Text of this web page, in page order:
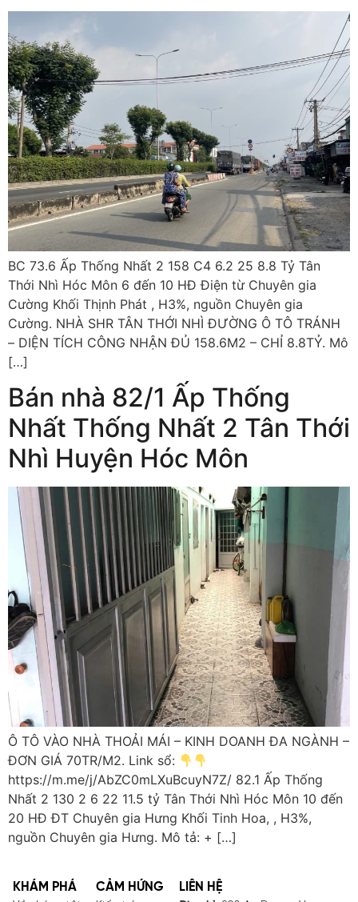
BC 73.6 Ấp Thống Nhất 2 158 C4 6.2 25 8.8 Tỷ Tân
Thới Nhì Hóc Môn 6 đến 10 HĐ Điện từ Chuyên gia
Cường Khối Thịnh Phát , H3%, nguồn Chuyên gia
Cường. NHÀ SHR TÂN THỚI NHÌ ĐƯỜNG Ô TÔ TRÁNH
– DIỆN TÍCH CÔNG NHẬN ĐỦ 158.6M2 – CHỈ 8.8TỶ. Mô
[…]
Bán nhà 82/1 Ấp Thống
Nhất Thống Nhất 2 Tân Thới
Nhì Huyện Hóc Môn
Ô TÔ VÀO NHÀ THOẢI MÁI – KINH DOANH ĐA NGÀNH –
ĐƠN GIÁ 70TR/M2. Link sổ:
https://m.me/j/AbZC0mLXuBcuyN7Z/ 82.1 Ấp Thống
Nhất 2 130 2 6 22 11.5 tỷ Tân Thới Nhì Hóc Môn 10 đến
20 HĐ ĐT Chuyên gia Hưng Khối Tinh Hoa, , H3%,
nguồn Chuyên gia Hưng. Mô tả: + […]
KHÁM PHÁ CẢM HỨNG LIÊN HỆ